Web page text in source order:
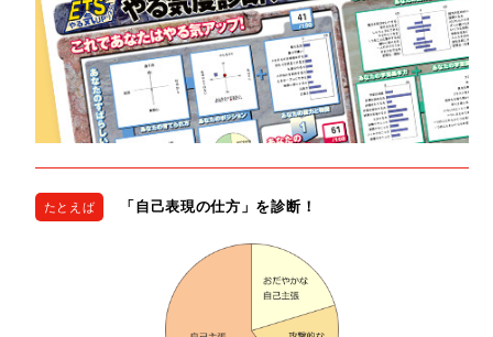
たとえば 「自己表現の仕方」を診断！